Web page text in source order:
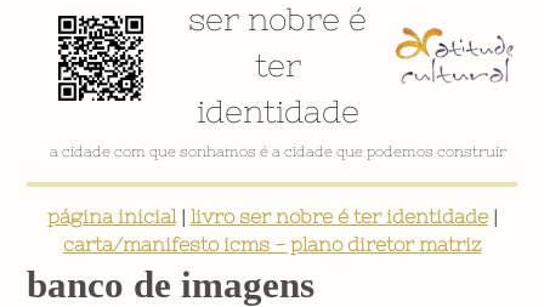
ser nobre é
ter
identidade
VÍDEO INSTITUCIONAL
página inicial| livro ser nobre é ter identidade|
carta/manifesto icms - plano diretor matriz
banco de imagens